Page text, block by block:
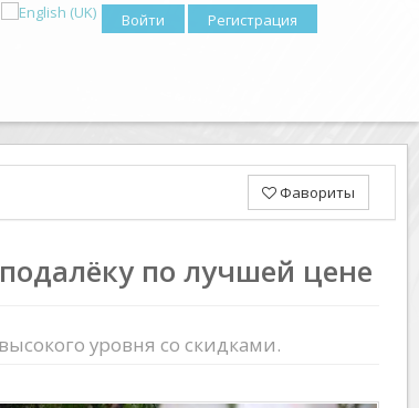
Войти Регистрация
Фавориты
по лучшей цене
уровня со скидками.